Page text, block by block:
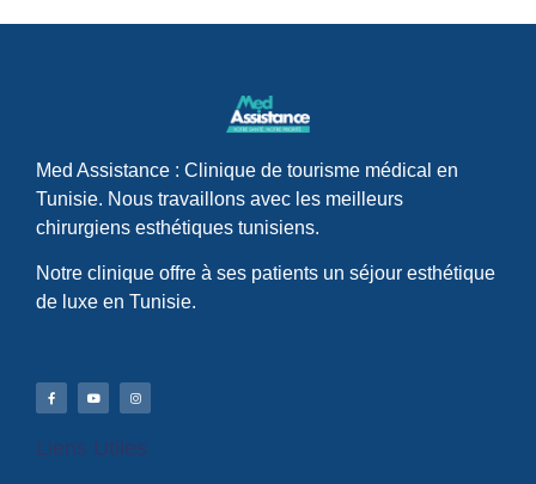
Med Assistance : Clinique de tourisme médical en
Tunisie. Nous travaillons avec les meilleurs
chirurgiens esthétiques tunisiens.
Notre clinique offre à ses patients un séjour esthétique
de luxe en Tunisie.
Liens Utiles